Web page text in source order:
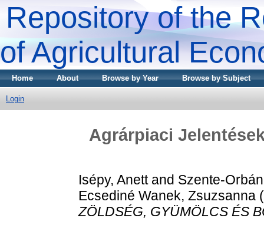
Repository of the
of Agricultural
Home About Browse by Year Browse by Subject
Login
Agrárpiaci
Isépy, Anettand Szente-
Ecsediné Wanek, Zsuzsanna
ZÖLDSÉG, GYÜMÖLCS ÉS